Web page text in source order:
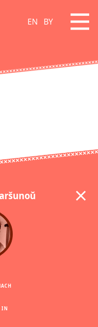
EN BY
IN